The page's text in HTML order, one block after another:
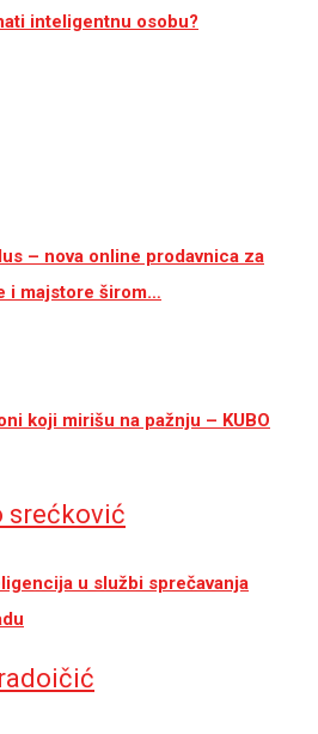
inteligentnu osobu?
– nova online prodavnica za
i majstore širom…
koji mirišu na pažnju – KUBO
u službi sprečavanja